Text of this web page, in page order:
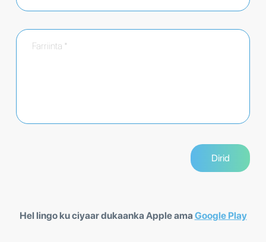
Hel lingo ku ciyaar dukaanka Apple ama Google Play